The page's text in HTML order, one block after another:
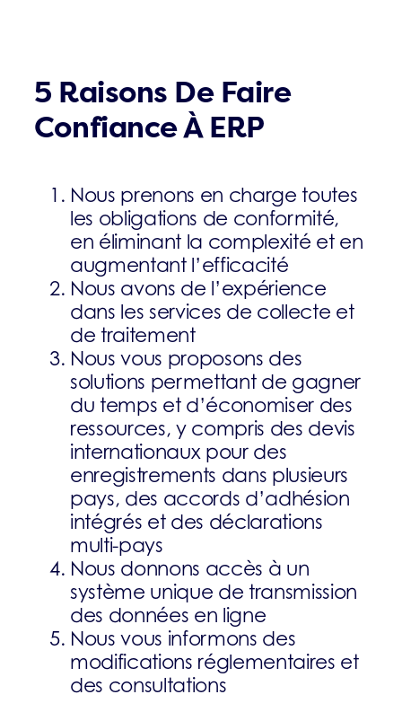
5 Raisons De Faire
Confiance À ERP
Nous prenons en charge toutes
les obligations de conformité,
en éliminant la complexité et en
augmentant l’efficacité
Nous avons de l’expérience
dans les services de collecte et
de traitement
Nous vous proposons des
solutions permettant de gagner
du temps et d’économiser des
ressources, y compris des devis
internationaux pour des
enregistrements dans plusieurs
pays, des accords d’adhésion
intégrés et des déclarations
multi-pays
Nous donnons accès à un
système unique de transmission
des données en ligne
Nous vous informons des
modifications réglementaires et
des consultations